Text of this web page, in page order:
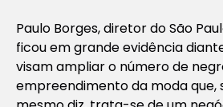
Paulo Borges, diretor do São
ficou em grande evidência
visam ampliar o número de
empreendimento da moda que,